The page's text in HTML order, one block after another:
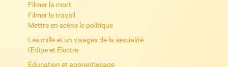
Filmer la mort
Filmer le travail
Mettre en scène le politique
Les mille et un visages de la sexualité
Œdipe et Électre
Éducation et apprentissage